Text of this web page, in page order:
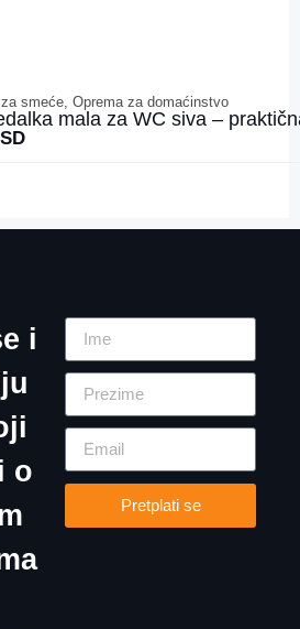
smeće, Oprema za domaćinstvo
mala za WC siva –
i
o
Pretplati se